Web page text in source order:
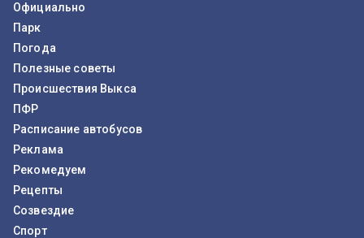
Официально
Парк
Погода
Полезные советы
Происшествия Выкса
ПФР
Расписание автобусов
Реклама
Рекомедуем
Рецепты
Созвездие
Спорт